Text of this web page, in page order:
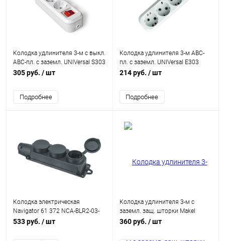
Колодка удлинителя 3-м с выкл.
АВС-пл. с заземл. UNIVersal S303
305 руб. / шт
Подробнее
Колодка удлинителя 3-м АВС-
пл. с заземл. UNIVersal E303
214 руб. / шт
Подробнее
Колодка электрическая
Navigator 61 372 NCA-BLR2-03-
16A-E-IP44-BL 3гн с/з каучук
533 руб. / шт
Колодка удлинителя 3-м с
заземл. защ. шторки Makel
N3210000
360 руб. / шт